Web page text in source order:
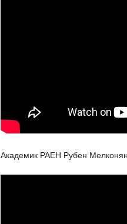
Академик РАЕН Рубен